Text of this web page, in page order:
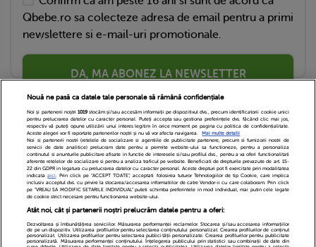
Qbebe.ro sa colecteze adresa de email pentru a primi
newslettere si e-mail-uri promotionale.
DA, MA ABONEZ LA NEWSLETTER
Echipa Editoriala Newsletter
Contact
Cariere
Cookies
Politica de confidentialitate
DivaHair Cosmetics
Despre noi
Nouă ne pasă ca datele tale personale să rămână confidențiale
Noi și partenerii noștri 1019stocăm și/sau accesăm informații pe dispozitivul dvs., precum identificatorii cookie unici
pentru prelucrarea datelor cu caracter personal. Puteți accepta sau gestiona preferințele dvs. făcând clic mai jos,
respectiv vă puteți opune utilizării unui interes legitim în orice moment pe pagina cu politica de confidențialitate.
Aceste alegeri vor fi raportate partenerilor noștri și nu vă vor afecta navigarea.
Mai multe detalii
Noi si partenerii nostri (retelele de socializare si agentiile de publicitate partenere, precum si furnizorii nostri de
servicii de date analitice) prelucram date pentru a permite website-ului sa functioneze, pentru a personaliza
continutul si anunturile publicitare afisate in functie de interesele si/sau profilul dvs., pentru a va oferi functionalitati
aferente retelelor de socializare si pentru a analiza traficul pe website. Beneficiati de drepturile prevazute de art. 15-
22 din GDPR in legatura cu prelucrarea datelor cu caracter personal. Aceste drepturi pot fi exercitate prin modalitatea
indicataaici. Prin click pe “ACCEPT TOATE”, acceptati folosirea tuturor Tehnologiilor de tip Cookie, care implica
inclusiv acceptul dvs. cu privire la stocarea/accesarea informatiilor de catre Vendor-ii cu care colaboram. Prin click
pe “VREAU SA MODIFIC SETARILE INDIVIDUAL” puteti schimba preferintele in mod individual, mai putin cele legate
de cookie strict necesare pentru functionarea website-ului.
Atât noi, cât și partenerii noștri prelucrăm datele pentru a oferi:
Dezvoltarea și îmbunătățirea serviciilor. Măsurarea performanței reclamelor. Stocarea și/sau accesarea informațiilor
de pe un dispozitiv. Utilizarea profilurilor pentru selectarea conținutului personalizat. Crearea profilurilor de conținut
personalizat. Utilizarea profilurilor pentru selectarea publicității personalizate. Crearea profilurilor pentru publicitate
personalizată. Măsurarea performanței conținutului. Înțelegerea publicului prin statistici sau combinații de date din